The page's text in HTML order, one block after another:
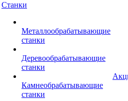
Станки
Металлообрабатывающие
станки
Деревообрабатывающие
станки
Камнеобрабатывающие
станки